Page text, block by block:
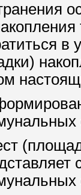
в